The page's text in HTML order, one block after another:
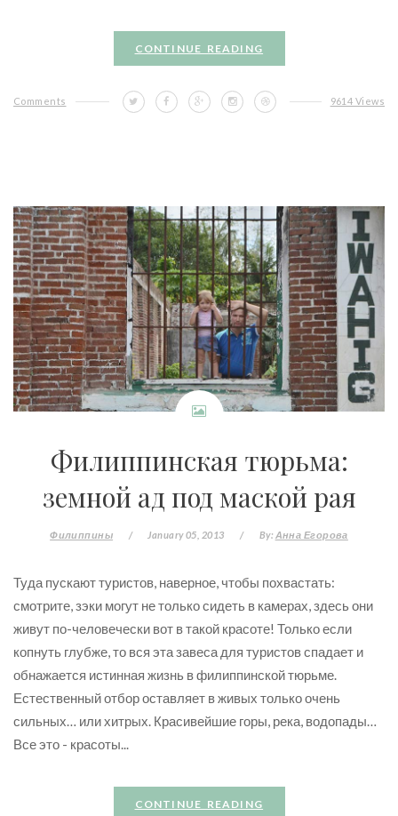
CONTINUE READING
Comments 9614 Views
Филиппинская тюрьма:
земной ад под маской рая
Филиппины / January 05, 2013 / By: Анна Егорова
Туда пускают туристов, наверное, чтобы похвастать:
смотрите, зэки могут не только сидеть в камерах, здесь они
живут по-человечески вот в такой красоте! Только если
копнуть глубже, то вся эта завеса для туристов спадает и
обнажается истинная жизнь в филиппинской тюрьме.
Естественный отбор оставляет в живых только очень
сильных… или хитрых. Красивейшие горы, река, водопады…
Все это - красоты...
CONTINUE READING